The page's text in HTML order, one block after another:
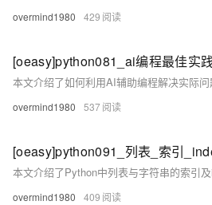
overmind1980 429
overmind1980 537
[oeasy]python091_列表_索引
overmind1980 409